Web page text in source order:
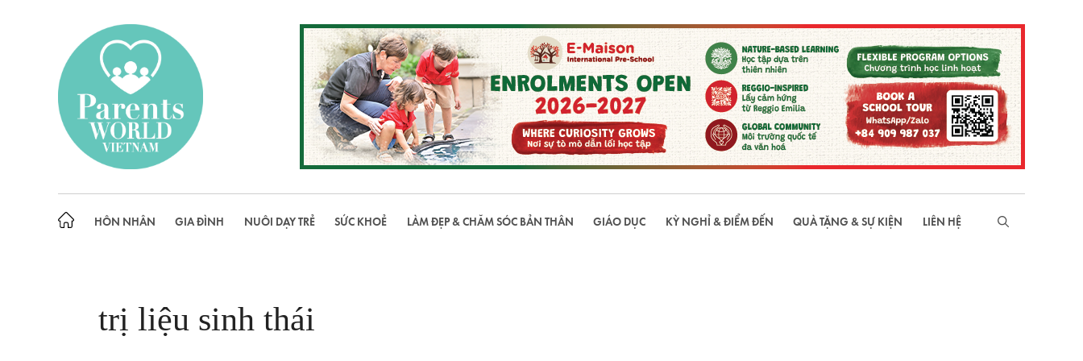
HÔN NHÂN GIA ĐÌNH NUÔI DẠY TRẺ SỨC KHOẺ LÀM ĐẸP & CHĂM SÓC BẢN THÂN GIÁO DỤC KỲ NGHỈ & ĐIỂM ĐẾN QUÀ TẶNG & SỰ KIỆN LIÊN HỆ
trị liệu sinh thái